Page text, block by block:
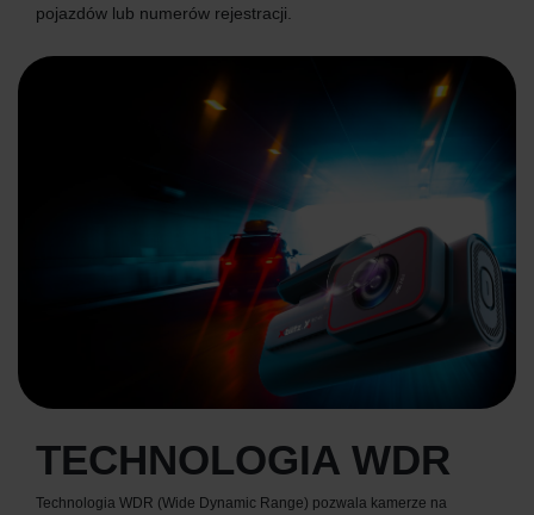
pojazdów lub numerów rejestracji.
TECHNOLOGIA WDR
Technologia WDR (Wide Dynamic Range) pozwala kamerze na